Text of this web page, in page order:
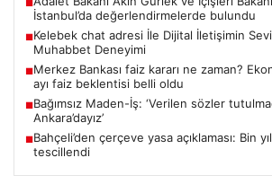
■
İstanbul’da değerlendirmelerde bulundu
■Kelebek chat adresi İle Dijital İletişimin
Muhabbet Deneyimi
■Merkez Bankası faiz kararı ne zaman?
ayı faiz beklentisi belli oldu
■Bağımsız Maden-İş: ‘Verilen sözler
Ankara’dayız’
■Bahçeli’den çerçeve yasa açıklaması: Bin
tescillendi